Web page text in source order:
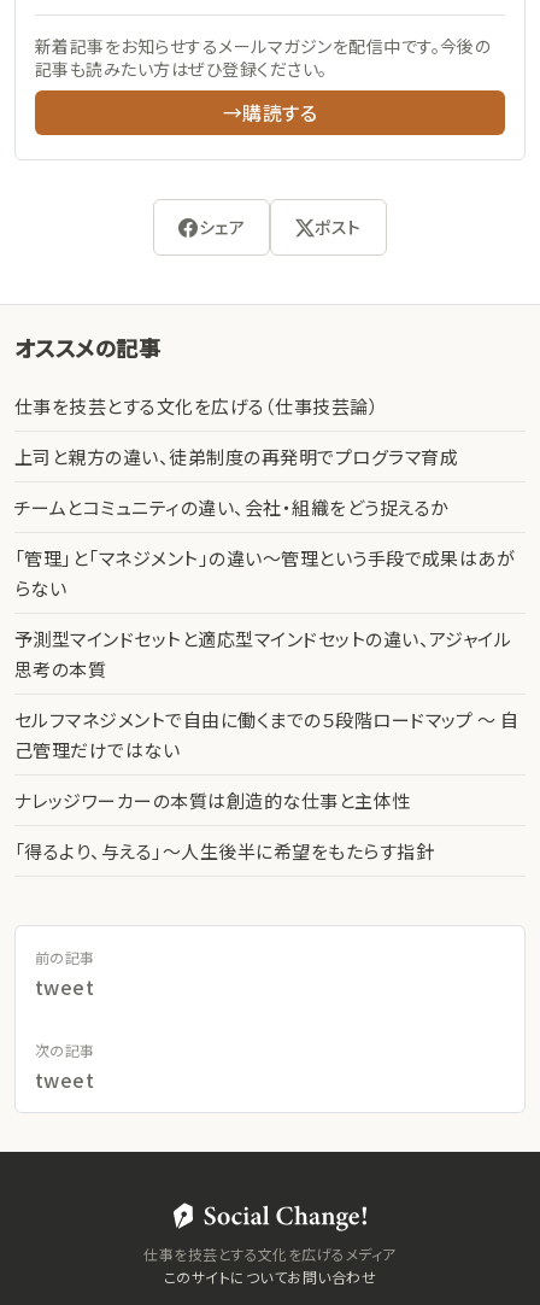
新着記事をお知らせするメールマガジンを配信中です。今後の
記事も読みたい方はぜひ登録ください。
→購読する
シェア ポスト
オススメの記事
仕事を技芸とする文化を広げる（仕事技芸論）
上司と親方の違い、徒弟制度の再発明でプログラマ育成
チームとコミュニティの違い、会社・組織をどう捉えるか
「管理」と「マネジメント」の違い〜管理という手段で成果はあが
らない
予測型マインドセットと適応型マインドセットの違い、アジャイル
思考の本質
セルフマネジメントで自由に働くまでの５段階ロードマップ 〜 自
己管理だけではない
ナレッジワーカーの本質は創造的な仕事と主体性
「得るより、与える」〜人生後半に希望をもたらす指針
前の記事
tweet
次の記事
tweet
仕事を技芸とする文化を広げるメディア
このサイトについてお問い合わせ